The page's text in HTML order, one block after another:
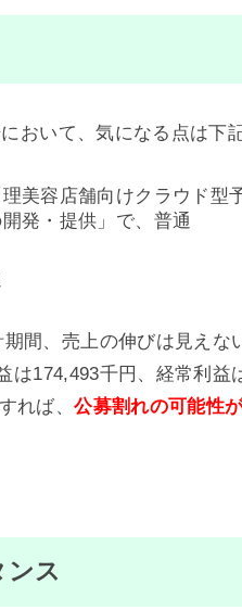
おいて、気になる点は下
美容店舗向けクラウド型
発・提供」で、普通
間、売上の伸びは見え
は174,493千円、経常利
れば、公募割れの可能性
ンス